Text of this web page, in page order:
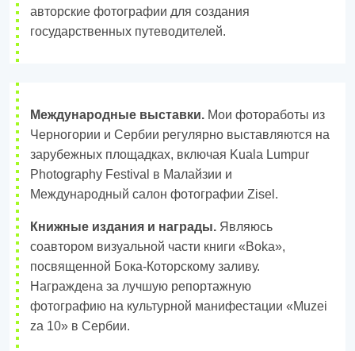
авторские фотографии для создания
государственных путеводителей.
Международные выставки. Мои фотоработы из
Черногории и Сербии регулярно выставляются на
зарубежных площадках, включая Kuala Lumpur
Photography Festival в Малайзии и
Международный салон фотографии Zisel.
Книжные издания и награды. Являюсь
соавтором визуальной части книги «Boka»,
посвященной Бока-Которскому заливу.
Награждена за лучшую репортажную
фотографию на культурной манифестации «Muzei
za 10» в Сербии.